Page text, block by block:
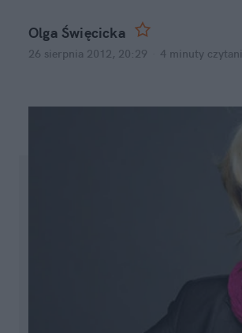
Olga Święcicka
26 sierpnia 2012, 20:29 4 minuty